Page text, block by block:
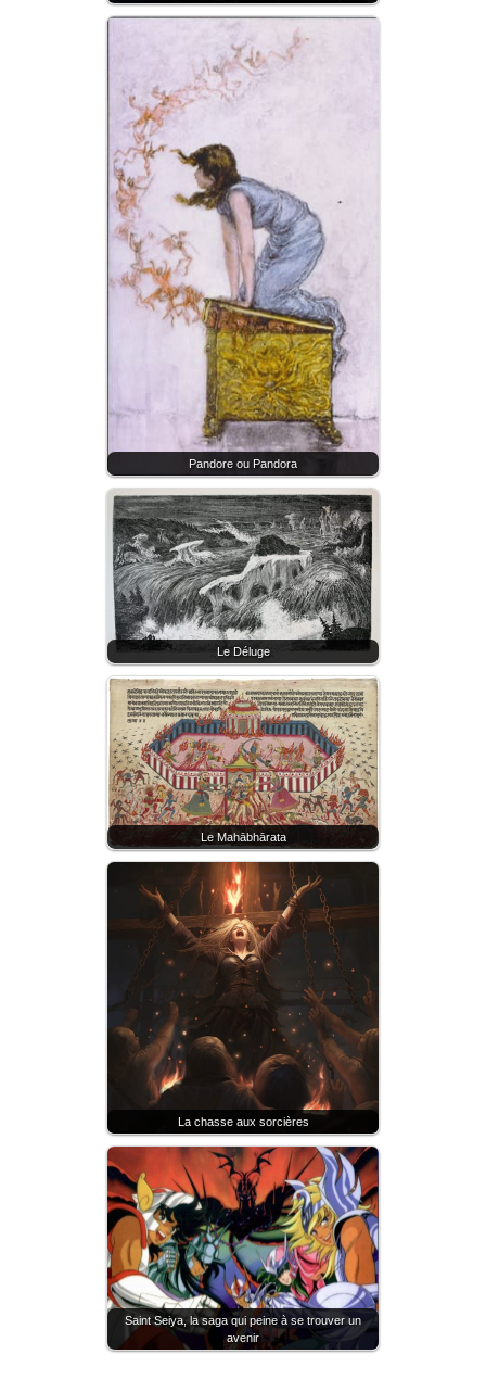
Pandore ou Pandora
Le Déluge
Le Mahābhārata
La chasse aux sorcières
Saint Seiya, la saga qui peine à se trouver un
avenir